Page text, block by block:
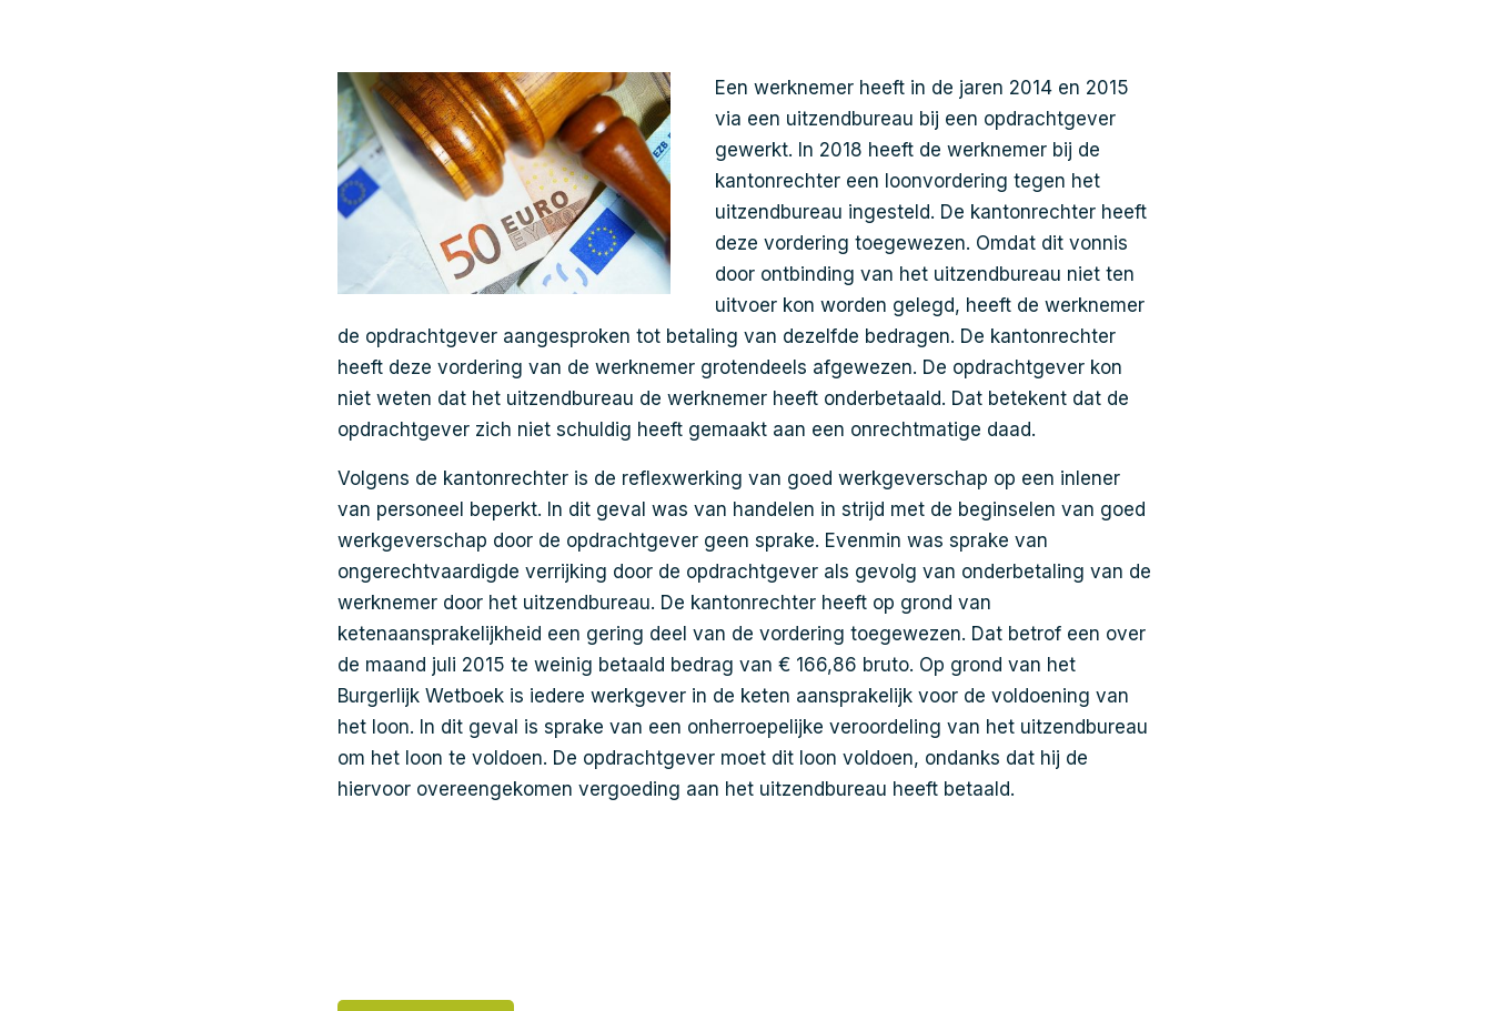
Een werknemer heeft in de jaren 2014 en 2015
via een uitzendbureau bij een opdrachtgever
gewerkt. In 2018 heeft de werknemer bij de
kantonrechter een loonvordering tegen het
uitzendbureau ingesteld. De kantonrechter heeft
deze vordering toegewezen. Omdat dit vonnis
door ontbinding van het uitzendbureau niet ten
uitvoer kon worden gelegd, heeft de werknemer
de opdrachtgever aangesproken tot betaling van dezelfde bedragen. De kantonrechter
heeft deze vordering van de werknemer grotendeels afgewezen. De opdrachtgever kon
niet weten dat het uitzendbureau de werknemer heeft onderbetaald. Dat betekent dat de
opdrachtgever zich niet schuldig heeft gemaakt aan een onrechtmatige daad.
Volgens de kantonrechter is de reflexwerking van goed werkgeverschap op een inlener
van personeel beperkt. In dit geval was van handelen in strijd met de beginselen van goed
werkgeverschap door de opdrachtgever geen sprake. Evenmin was sprake van
ongerechtvaardigde verrijking door de opdrachtgever als gevolg van onderbetaling van de
werknemer door het uitzendbureau. De kantonrechter heeft op grond van
ketenaansprakelijkheid een gering deel van de vordering toegewezen. Dat betrof een over
de maand juli 2015 te weinig betaald bedrag van € 166,86 bruto. Op grond van het
Burgerlijk Wetboek is iedere werkgever in de keten aansprakelijk voor de voldoening van
het loon. In dit geval is sprake van een onherroepelijke veroordeling van het uitzendbureau
om het loon te voldoen. De opdrachtgever moet dit loon voldoen, ondanks dat hij de
hiervoor overeengekomen vergoeding aan het uitzendbureau heeft betaald.